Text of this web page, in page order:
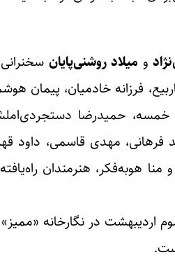
و میلاد روشنی‌پایان
فرزانه خادمیان، پیمان
خمسه، حمیدرضا
مهدی قاسمی، داود
هوبه‌فکر، هنرمندان
در نگارخانه «ممیز»